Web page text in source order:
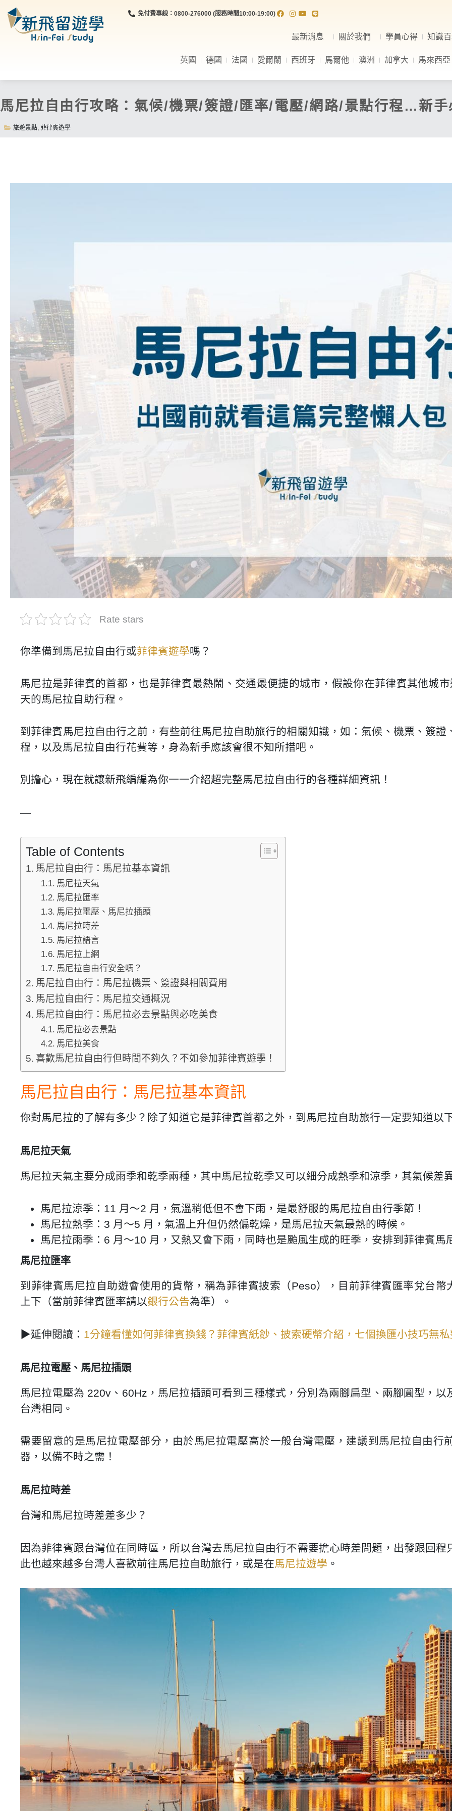
免付費專線：0800-276000 (服務時間10:00-19:00)
最新消息 關於我們 學員心得 知識
英國 德國 法國 愛爾蘭 西班牙 馬爾他 澳洲 加拿大 馬來西亞
馬尼拉自由行攻略：氣候/機票/簽證/匯率/電壓/網路/景點行程…新手
旅遊景點, 菲律賓遊學
Rate stars
你準備到馬尼拉自由行或菲律賓遊學嗎？
馬尼拉是菲律賓的首都，也是菲律賓最熱鬧、交通最便捷的城市，假設你在菲律賓其他城
天的馬尼拉自助行程。
到菲律賓馬尼拉自由行之前，有些前往馬尼拉自助旅行的相關知識，如：氣候、機票、簽證
程，以及馬尼拉自由行花費等，身為新手應該會很不知所措吧。
別擔心，現在就讓新飛編編為你一一介紹超完整馬尼拉自由行的各種詳細資訊！
—
Table of Contents
馬尼拉自由行：馬尼拉基本資訊
馬尼拉天氣
馬尼拉匯率
馬尼拉電壓、馬尼拉插頭
馬尼拉時差
馬尼拉語言
馬尼拉上網
馬尼拉自由行安全嗎？
馬尼拉自由行：馬尼拉機票、簽證與相關費用
馬尼拉自由行：馬尼拉交通概況
馬尼拉自由行：馬尼拉必去景點與必吃美食
馬尼拉必去景點
馬尼拉美食
喜歡馬尼拉自由行但時間不夠久？不如參加菲律賓遊學！
馬尼拉自由行：馬尼拉基本資訊
你對馬尼拉的了解有多少？除了知道它是菲律賓首都之外，到馬尼拉自助旅行一定要知道以
馬尼拉天氣
馬尼拉天氣主要分成雨季和乾季兩種，其中馬尼拉乾季又可以細分成熱季和涼季，其氣候差
馬尼拉涼季：11 月～2 月，氣溫稍低但不會下雨，是最舒服的馬尼拉自由行季節！
馬尼拉熱季：3 月～5 月，氣溫上升但仍然偏乾燥，是馬尼拉天氣最熱的時候。
馬尼拉雨季：6 月～10 月，又熱又會下雨，同時也是颱風生成的旺季，安排到菲律賓馬
馬尼拉匯率
到菲律賓馬尼拉自助遊會使用的貨幣，稱為菲律賓披索（Peso），目前菲律賓匯率兌台
上下（當前菲律賓匯率請以銀行公告為準）。
▶延伸閱讀： 1分鐘看懂如何菲律賓換錢？菲律賓紙鈔、披索硬幣介紹，七個換匯小技巧無
馬尼拉電壓、馬尼拉插頭
馬尼拉電壓為 220v、60Hz，馬尼拉插頭可看到三種樣式，分別為兩腳扁型、兩腳圓型，以
台灣相同。
需要留意的是馬尼拉電壓部分，由於馬尼拉電壓高於一般台灣電壓，建議到馬尼拉自由行
器，以備不時之需！
馬尼拉時差
台灣和馬尼拉時差差多少？
因為菲律賓跟台灣位在同時區，所以台灣去馬尼拉自由行不需要擔心時差問題，出發跟回程
此也越來越多台灣人喜歡前往馬尼拉自助旅行，或是在馬尼拉遊學 。